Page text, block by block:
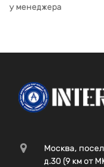
у менеджера
Москва,
д.30 (9 км от